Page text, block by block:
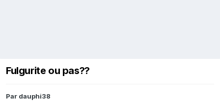
Fulgurite ou pas??
Par dauphi38